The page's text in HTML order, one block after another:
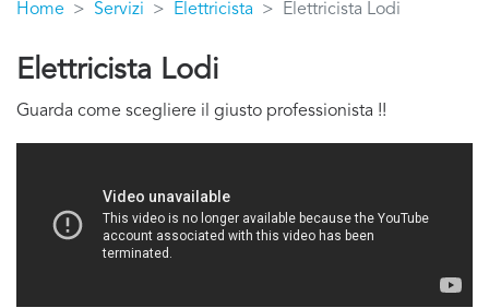
Home Servizi Elettricista Elettricista Lodi
Elettricista Lodi
Guarda come scegliere il giusto professionista !!